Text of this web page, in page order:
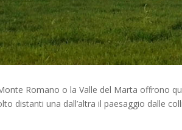
Romano o la Valle del Marta offrono
distanti una dall’altra il paesaggio dalle